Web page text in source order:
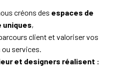
créons des espaces de
uniques,
client et valoriser vos
services.
et designers réalisent :